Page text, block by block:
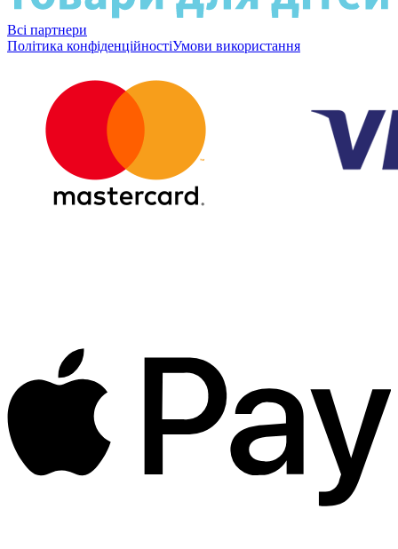
Всі партнери
Політика конфіденційностіУмови використання